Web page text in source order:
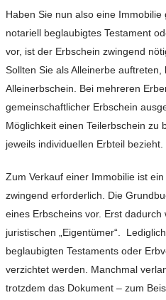
Haben Sie nun also eine
notariell beglaubigtes Testament
vor, ist der Erbschein zwingend
Sollten Sie als Alleinerbe auftreten,
Alleinerbschein. Bei mehreren
gemeinschaftlicher Erbschein
Möglichkeit einen Teilerbschein zu
jeweils individuellen Erbteil bezieht.
Zum Verkauf einer Immobilie ist
zwingend erforderlich. Die
eines Erbscheins vor. Erst dadurch
juristischen „Eigentümer“.
beglaubigten Testaments oder
verzichtet werden. Manchmal
trotzdem das Dokument – zum